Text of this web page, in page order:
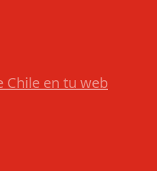
Chile en tu web